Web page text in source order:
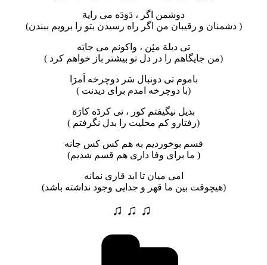
دوشمن اگر ، دَوَدَه می رایهَ
( دشمنان و رقیبان من اگر راه رسیدن بتو را برویم ببندن)
تی دیلهَ مئِن ، واکونم می جایَه
(من جایگاهم را در دل تو بیشتر باز خواهم کرد )
باموم تی دونبال سَر دوچرخه اَمرَا
(با دوچرخه امدم برای دیدنت )
بدیل نیگیفتم کور ، تی کردَه کارَهَ
(رفتارو کم محلیت را بدل نگرفتم )
قسم بوخوردیم به هم کس کس جانه
( ما برای وفا داری هم قسم شدیم)
امی میان تا ابد قاری نمانه
(هیچوقت بین ما قهر و جدایی وجود نداشته باشد)
♫ ♫ ♫